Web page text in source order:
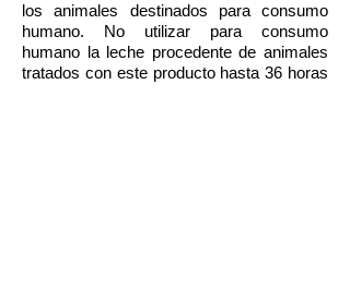
los animales destinados para consumo
humano. No utilizar para consumo
humano la leche procedente de animales
tratados con este producto hasta 36 horas